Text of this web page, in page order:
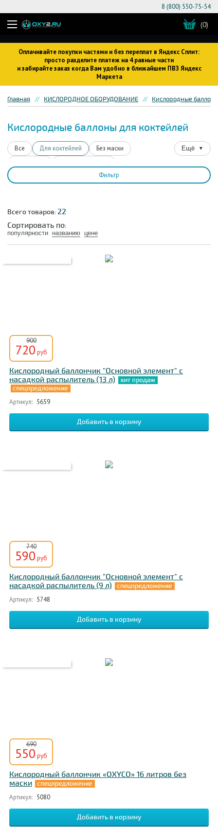
Оплачивайте покупки частями и без переплат в Яндекс Сплит:
просто разделите платеж на 4 равные части
и забирайте заказ когда Вам удобно в ближайшем ПВЗ Яндекс
Маркета
8 (800) 550-75-54
(0)
Главная КИСЛОРОДНОЕ ОБОРУДОВАНИЕ Кислородные
Кислородные баллоны для коктейлей
Все Для коктейлей
Без маски
Для водителей
При ХОБЛ
С газовой смесью
Профессиональные
Ещё ▼
Фильтр
Всего товаров:22
Сортировать по:
популярности названию цене
900
720 руб
Кислородный баллончик "Основной элемент" с
насадкой распылитель (13 л)
Артикул: 5659
740
590 руб
Кислородный баллончик "Основной элемент" с
насадкой распылитель (9 л)
Артикул: 5748
690
550 руб
Кислородный баллончик «OXYCO» 16 литров без
маски
Артикул: 5080